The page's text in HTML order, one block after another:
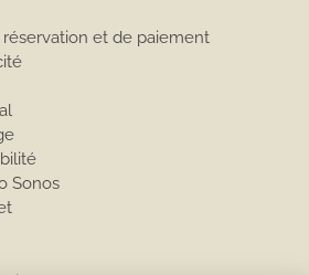
et de paiement
Sonos